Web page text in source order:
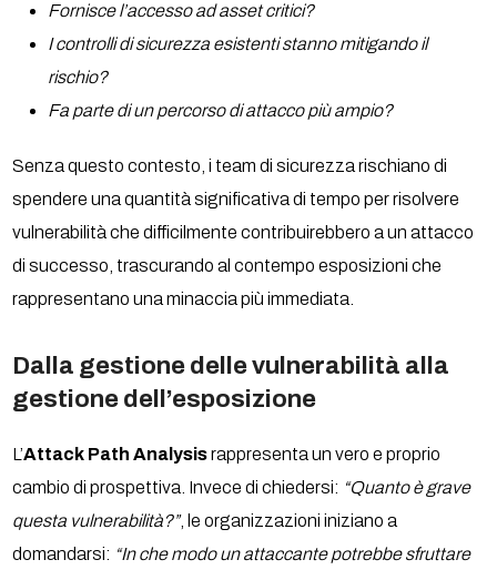
Fornisce l’accesso ad asset critici?
I controlli di sicurezza esistenti stanno mitigando il
rischio?
Fa parte di un percorso di attacco più ampio?
Senza questo contesto, i team di sicurezza rischiano di
spendere una quantità significativa di tempo per risolvere
vulnerabilità che difficilmente contribuirebbero a un attacco
di successo, trascurando al contempo esposizioni che
rappresentano una minaccia più immediata.
Dalla gestione delle vulnerabilità alla
gestione dell’esposizione
L’Attack Path Analysisrappresenta un vero e proprio
cambio di prospettiva. Invece di chiedersi: “Quanto è grave
questa vulnerabilità?”, le organizzazioni iniziano a
domandarsi: “In che modo un attaccante potrebbe sfruttare